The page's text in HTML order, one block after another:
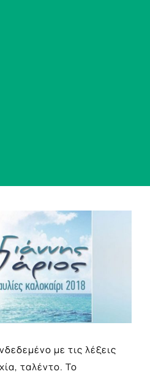
με τις λέξεις
ταλέντο. Το